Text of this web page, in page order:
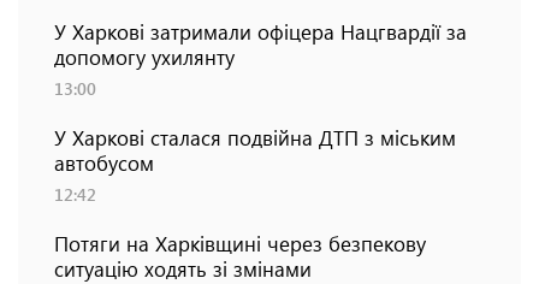
У Харкові затримали офіцера Нацгвардії за
допомогу ухилянту
13:00
У Харкові сталася подвійна ДТП з міським
автобусом
12:42
Потяги на Харківщині через безпекову
ситуацію ходять зі змінами